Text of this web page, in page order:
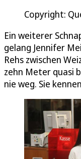
Copyright:
Ein weiterer
gelang Jennifer
Rehs zwischen
zehn Meter quasi
nie weg. Sie